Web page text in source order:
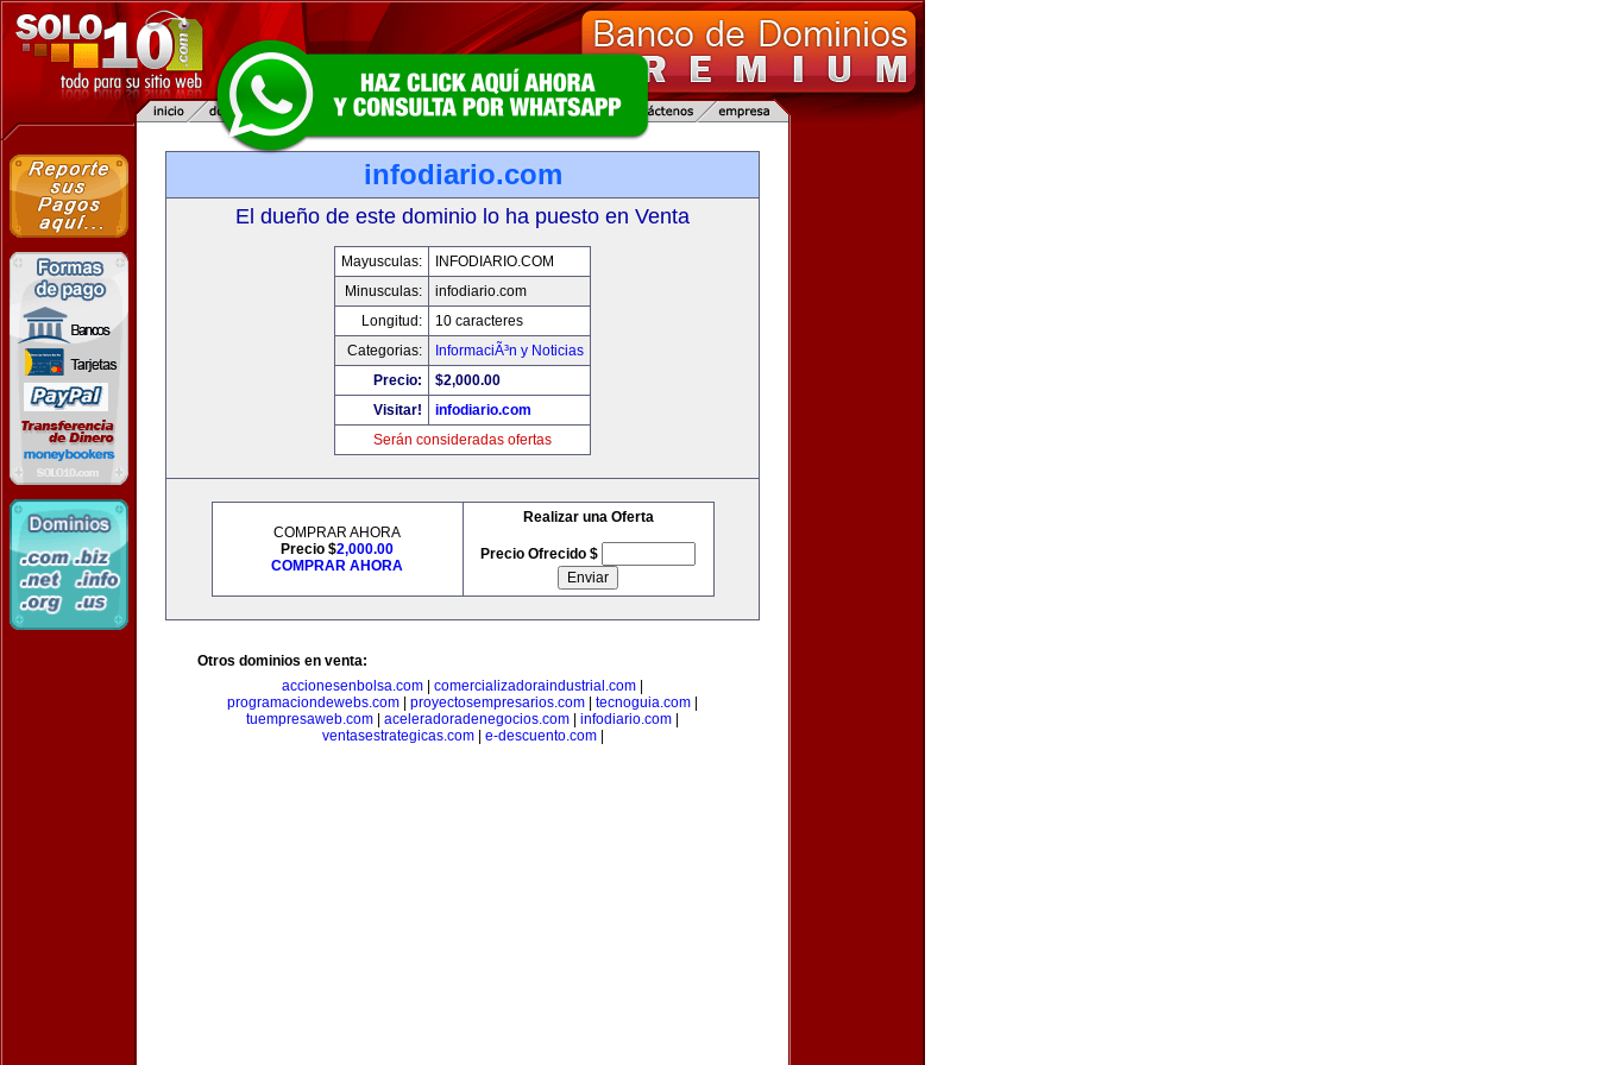
infodiario.com
El dueño de este dominio lo ha puesto en Venta
Mayusculas:
INFODIARIO.COM
Minusculas:
infodiario.com
Longitud:
10 caracteres
Categorias:
InformaciÃ³n y Noticias
Precio:
$2,000.00
Visitar!
infodiario.com
Serán consideradas ofertas
COMPRAR AHORA
Precio $2,000.00
COMPRAR AHORA
Realizar una Oferta
Precio Ofrecido $
Otros dominios en venta:
accionesenbolsa.com
comercializadoraindustrial.com
programaciondewebs.com
proyectosempresarios.com tecnoguia.com
tuempresaweb.com
aceleradoradenegocios.com infodiario.com
ventasestrategicas.com| e-descuento.com|